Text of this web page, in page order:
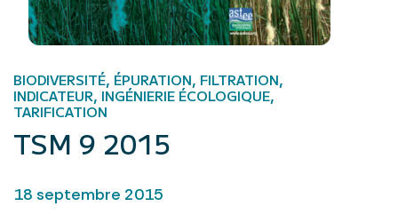
BIODIVERSITÉ, ÉPURATION, FILTRATION,
INDICATEUR, INGÉNIERIE ÉCOLOGIQUE,
TARIFICATION
TSM 9 2015
18 septembre 2015